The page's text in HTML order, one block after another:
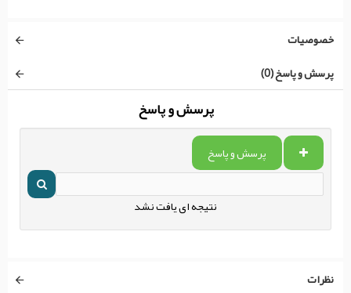
خصوصیات
پرسش و پاسخ (0)
پرسش و پاسخ
پرسش و پاسخ
نتیجه ای یافت نشد
نظرات